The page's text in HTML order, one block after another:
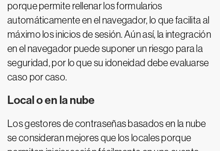
porque permite rellenar los formularios
automáticamente en el navegador, lo que facilita al
máximo los inicios de sesión. Aún así, la integración
en el navegador puede suponer un riesgo para la
seguridad, por lo que su idoneidad debe evaluarse
caso por caso.
Local o en la nube
Los gestores de contraseñas basados en la nube
se consideran mejores que los locales porque